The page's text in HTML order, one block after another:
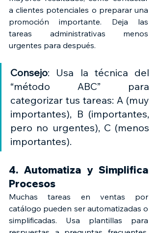
a clientes potenciales o preparar una
promoción importante. Deja las
tareas administrativas menos
urgentes para después.
Consejo: Usa la técnica del
“método ABC” para
categorizar tus tareas: A (muy
importantes), B (importantes,
pero no urgentes), C (menos
importantes).
4. Automatiza y Simplifica
Procesos
Muchas tareas en ventas por
catálogo pueden ser automatizadas o
simplificadas. Usa plantillas para